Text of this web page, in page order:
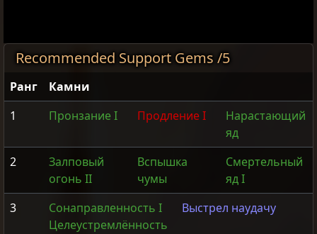
Recommended Support Gems /5
Ранг
Камни
1
Пронзание I Продление I
Нарастающий
яд
2
Залповый
огонь II
Вспышка
чумы
Смертельный
яд I
3
Сонаправленность I
Выстрел наудачу
Целеустремлённость